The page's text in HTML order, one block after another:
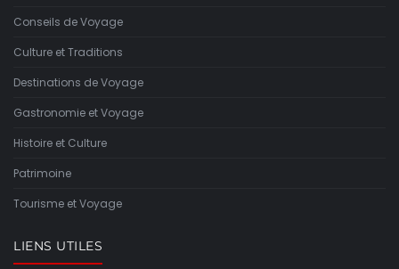
Conseils de Voyage
Culture et Traditions
Destinations de Voyage
Gastronomie et Voyage
Histoire et Culture
Patrimoine
Tourisme et Voyage
LIENS UTILES